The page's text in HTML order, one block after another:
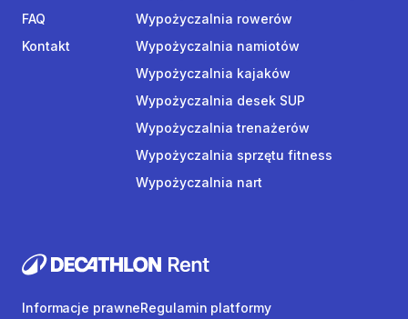
FAQ
Kontakt
Wypożyczalnia rowerów
Wypożyczalnia namiotów
Wypożyczalnia kajaków
Wypożyczalnia desek SUP
Wypożyczalnia trenażerów
Wypożyczalnia sprzętu fitness
Wypożyczalnia nart
Informacje prawneRegulamin platformy